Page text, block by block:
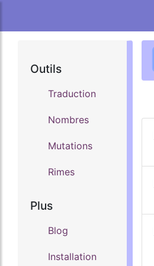
Outils
Traduction
Nombres
Mutations
Rimes
Plus
Blog
Installation